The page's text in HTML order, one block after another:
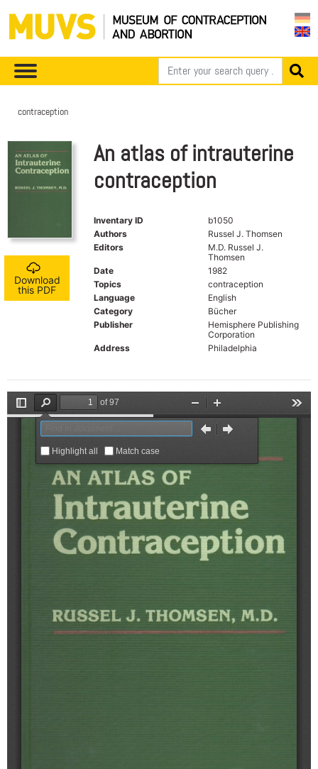
contraception
Download
this PDF
An atlas of intrauterine
contraception
Inventary ID
b1050
Authors
Russel J. Thomsen
Editors
M.D. Russel J.
Thomsen
Date
1982
Topics
contraception
Language
English
Category
Bücher
Publisher
Hemisphere Publishing
Corporation
Address
Philadelphia